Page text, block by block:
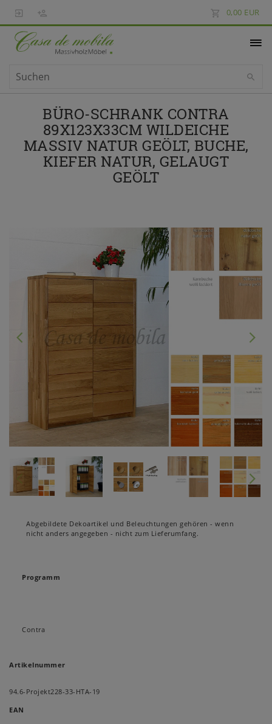
0,00 EUR
BÜRO-SCHRANK CONTRA
89X123X33CM WILDEICHE
MASSIV NATUR GEÖLT, BUCHE,
KIEFER NATUR, GELAUGT
GEÖLT
Abgebildete Dekoartikel und Beleuchtungen gehören - wenn
nicht anders angegeben - nicht zum Lieferumfang.
Programm
Contra
Artikelnummer
94.6-Projekt228-33-HTA-19
EAN